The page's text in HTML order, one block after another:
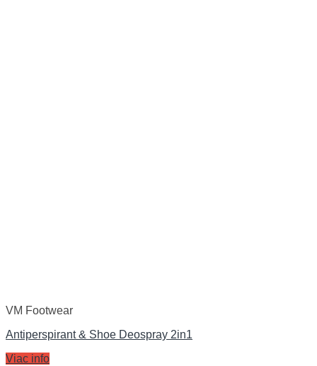
VM Footwear
Antiperspirant & Shoe Deospray 2in1
Viac info